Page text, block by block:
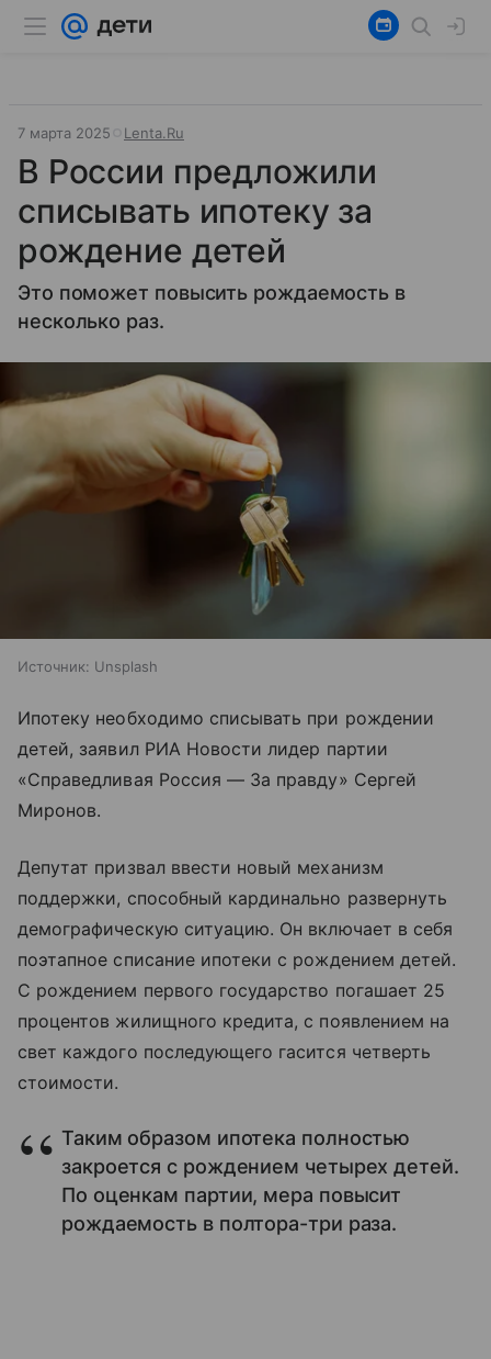
7 марта 2025 Lenta.Ru
В России предложили
списывать ипотеку за
рождение детей
Это поможет повысить рождаемость в
несколько раз.
Источник: Unsplash
Ипотеку необходимо списывать при рождении
детей, заявил РИА Новости лидер партии
«Справедливая Россия — За правду» Сергей
Миронов.
Депутат призвал ввести новый механизм
поддержки, способный кардинально развернуть
демографическую ситуацию. Он включает в себя
поэтапное списание ипотеки с рождением детей.
С рождением первого государство погашает 25
процентов жилищного кредита, с появлением на
свет каждого последующего гасится четверть
стоимости.
Таким образом ипотека полностью
закроется с рождением четырех детей.
По оценкам партии, мера повысит
рождаемость в полтора-три раза.